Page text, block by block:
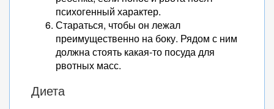
психогенный характер.
Стараться, чтобы он лежал
преимущественно на боку. Рядом с ним
должна стоять какая-то посуда для
рвотных масс.
Диета